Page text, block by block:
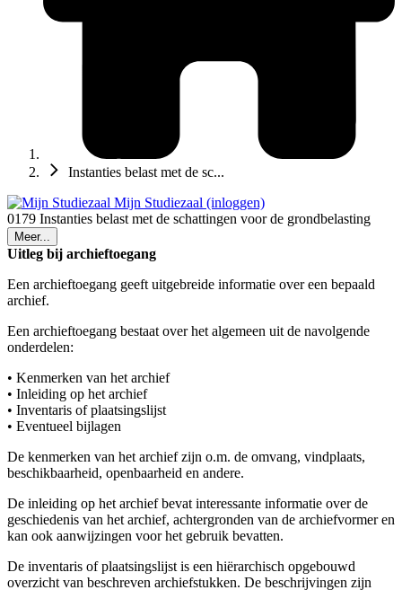
Instanties belast met de sc...
Mijn Studiezaal (inloggen)
0179 Instanties belast met de schattingen voor de grondbelasting
Meer...
Uitleg bij archieftoegang
Een archieftoegang geeft uitgebreide informatie over een bepaald
archief.
Een archieftoegang bestaat over het algemeen uit de navolgende
onderdelen:
• Kenmerken van het archief
• Inleiding op het archief
• Inventaris of plaatsingslijst
• Eventueel bijlagen
De kenmerken van het archief zijn o.m. de omvang, vindplaats,
beschikbaarheid, openbaarheid en andere.
De inleiding op het archief bevat interessante informatie over de
geschiedenis van het archief, achtergronden van de archiefvormer en
kan ook aanwijzingen voor het gebruik bevatten.
De inventaris of plaatsingslijst is een hiërarchisch opgebouwd
overzicht van beschreven archiefstukken. De beschrijvingen zijn